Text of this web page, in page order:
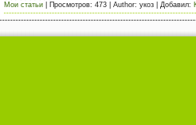
Мои статьи Просмотров: 473 Author: укоз Добавил: